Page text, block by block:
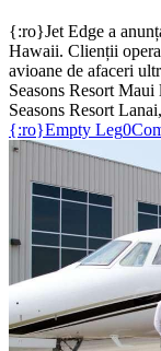
{:ro}Jet Edge a
Hawaii. Clienții
avioane de afaceri
Seasons Resort
Seasons Resort
{:ro}Empty Leg0